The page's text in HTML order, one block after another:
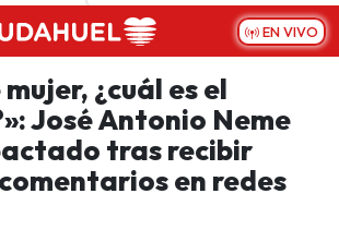
EN VIVO
¿cuál es el
José Antonio Neme
tras recibir
en redes